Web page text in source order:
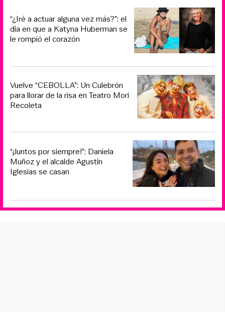
“¿Iré a actuar alguna vez más?”: el
día en que a Katyna Huberman se
le rompió el corazón
Vuelve “CEBOLLA”: Un Culebrón
para llorar de la risa en Teatro Mori
Recoleta
“¡Juntos por siempre!”: Daniela
Muñoz y el alcalde Agustín
Iglesias se casan